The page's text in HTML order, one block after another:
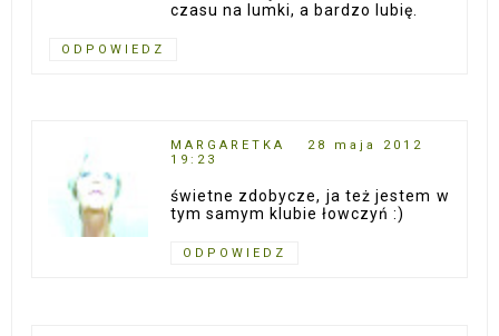
czasu na lumki, a bardzo lubię.
ODPOWIEDZ
MARGARETKA
28 maja 2012
19:23
świetne zdobycze, ja też jestem w
tym samym klubie łowczyń :)
ODPOWIEDZ